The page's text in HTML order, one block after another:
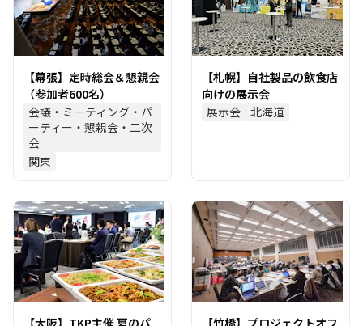
【幕張】定時総会＆懇親会
（参加者600名）
会議・ミーティング・パ
ーティー・懇親会・二次
会
関東
【札幌】自社製品の飲食店
向けの展示会
展示会 北海道
【大阪】TKP主催 夏のパ
【竹橋】プロジェクトオフ